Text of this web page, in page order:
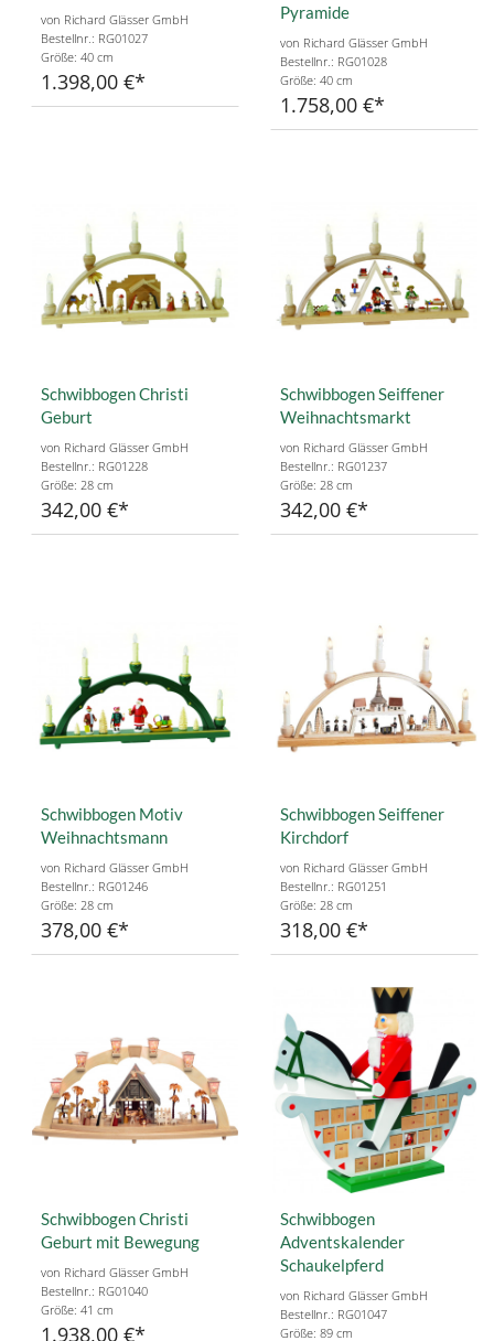
von Richard Glässer GmbH
Bestellnr.: RG01027
Größe: 40 cm
1.398,00 €
Pyramide
von Richard Glässer GmbH
Bestellnr.: RG01028
Größe: 40 cm
1.758,00 €
Schwibbogen Christi
Geburt
von Richard Glässer GmbH
Bestellnr.: RG01228
Größe: 28 cm
342,00 €
Schwibbogen Seiffener
Weihnachtsmarkt
von Richard Glässer GmbH
Bestellnr.: RG01237
Größe: 28 cm
342,00 €
Schwibbogen Motiv
Weihnachtsmann
von Richard Glässer GmbH
Bestellnr.: RG01246
Größe: 28 cm
378,00 €
Schwibbogen Seiffener
Kirchdorf
von Richard Glässer GmbH
Bestellnr.: RG01251
Größe: 28 cm
318,00 €
Schwibbogen Christi
Geburt mit Bewegung
von Richard Glässer GmbH
Bestellnr.: RG01040
Größe: 41 cm
1.938,00 €
Schwibbogen
Adventskalender
Schaukelpferd
von Richard Glässer GmbH
Bestellnr.: RG01047
Größe: 89 cm